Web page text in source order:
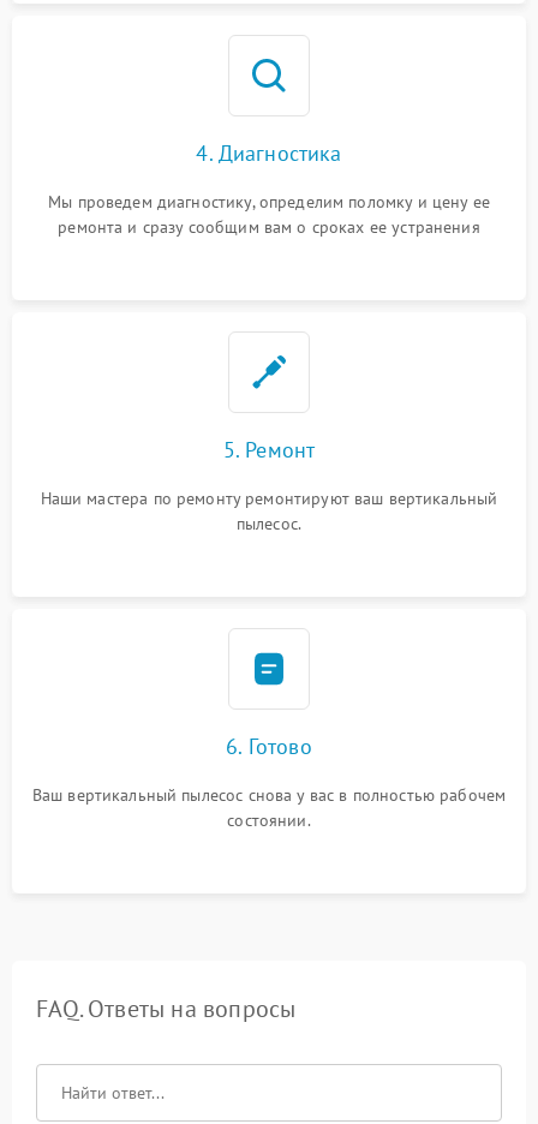
4. Диагностика
Мы проведем диагностику, определим поломку и цену ее
ремонта и сразу сообщим вам о сроках ее устранения
5. Ремонт
Наши мастера по ремонту ремонтируют ваш вертикальный
пылесос.
6. Готово
Ваш вертикальный пылесос снова у вас в полностью рабочем
состоянии.
FAQ. Ответы на вопросы